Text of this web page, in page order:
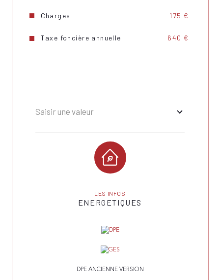
Cave
Exposition Sud-Ouest
Charges 175 €
Taxe foncière annuelle 640 €
Saisir une valeur
LES INFOS
ENERGETIQUES
DPE ANCIENNE VERSION